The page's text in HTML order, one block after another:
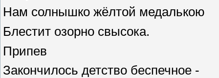
Нам солнышко жёлтой медалькою
Блестит озорно свысока.
Припев
Закончилось детство беспечное -